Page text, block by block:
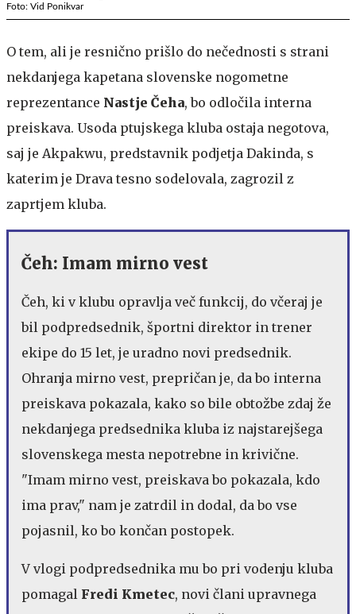
Foto: Vid Ponikvar
O tem, ali je resnično prišlo do nečednosti s strani
nekdanjega kapetana slovenske nogometne
reprezentance Nastje Čeha, bo odločila interna
preiskava. Usoda ptujskega kluba ostaja negotova,
saj je Akpakwu, predstavnik podjetja Dakinda, s
katerim je Drava tesno sodelovala, zagrozil z
zaprtjem kluba.
Čeh: Imam mirno vest
Čeh, ki v klubu opravlja več funkcij, do včeraj je
bil podpredsednik, športni direktor in trener
ekipe do 15 let, je uradno novi predsednik.
Ohranja mirno vest, prepričan je, da bo interna
preiskava pokazala, kako so bile obtožbe zdaj že
nekdanjega predsednika kluba iz najstarejšega
slovenskega mesta nepotrebne in krivične.
"Imam mirno vest, preiskava bo pokazala, kdo
ima prav," nam je zatrdil in dodal, da bo vse
pojasnil, ko bo končan postopek.
V vlogi podpredsednika mu bo pri vodenju kluba
pomagal Fredi Kmetec, novi člani upravnega